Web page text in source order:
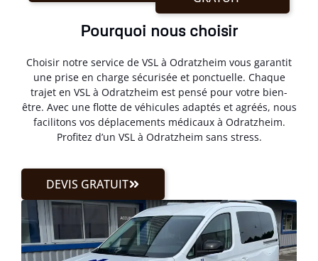
Pourquoi nous choisir
Choisir notre service de VSL à Odratzheim vous garantit
une prise en charge sécurisée et ponctuelle. Chaque
trajet en VSL à Odratzheim est pensé pour votre bien-
être. Avec une flotte de véhicules adaptés et agréés, nous
facilitons vos déplacements médicaux à Odratzheim.
Profitez d’un VSL à Odratzheim sans stress.
DEVIS GRATUIT